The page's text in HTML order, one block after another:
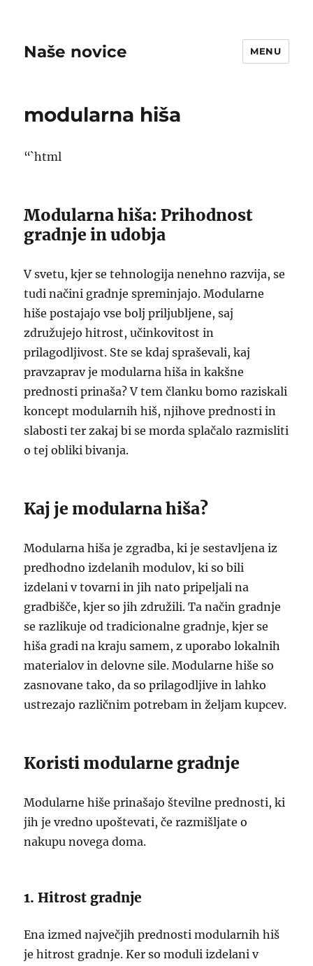
Naše novice MENU
modularna hiša
“`html
Modularna hiša: Prihodnost
gradnje in udobja
V svetu, kjer se tehnologija nenehno razvija, se
tudi načini gradnje spreminjajo. Modularne
hiše postajajo vse bolj priljubljene, saj
združujejo hitrost, učinkovitost in
prilagodljivost. Ste se kdaj spraševali, kaj
pravzaprav je modularna hiša in kakšne
prednosti prinaša? V tem članku bomo raziskali
koncept modularnih hiš, njihove prednosti in
slabosti ter zakaj bi se morda splačalo razmisliti
o tej obliki bivanja.
Kaj je modularna hiša?
Modularna hiša je zgradba, ki je sestavljena iz
predhodno izdelanih modulov, ki so bili
izdelani v tovarni in jih nato pripeljali na
gradbišče, kjer so jih združili. Ta način gradnje
se razlikuje od tradicionalne gradnje, kjer se
hiša gradi na kraju samem, z uporabo lokalnih
materialov in delovne sile. Modularne hiše so
zasnovane tako, da so prilagodljive in lahko
ustrezajo različnim potrebam in željam kupcev.
Koristi modularne gradnje
Modularne hiše prinašajo številne prednosti, ki
jih je vredno upoštevati, če razmišljate o
nakupu novega doma.
1. Hitrost gradnje
Ena izmed največjih prednosti modularnih hiš
je hitrost gradnje. Ker so moduli izdelani v